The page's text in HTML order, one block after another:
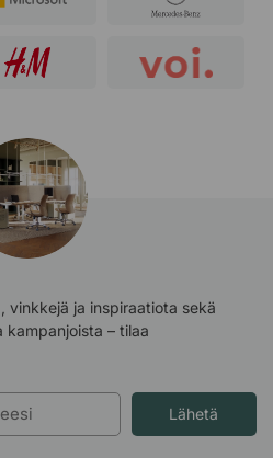
vinkkejä ja inspiraatiota sekä
kampanjoista – tilaa
Lähetä